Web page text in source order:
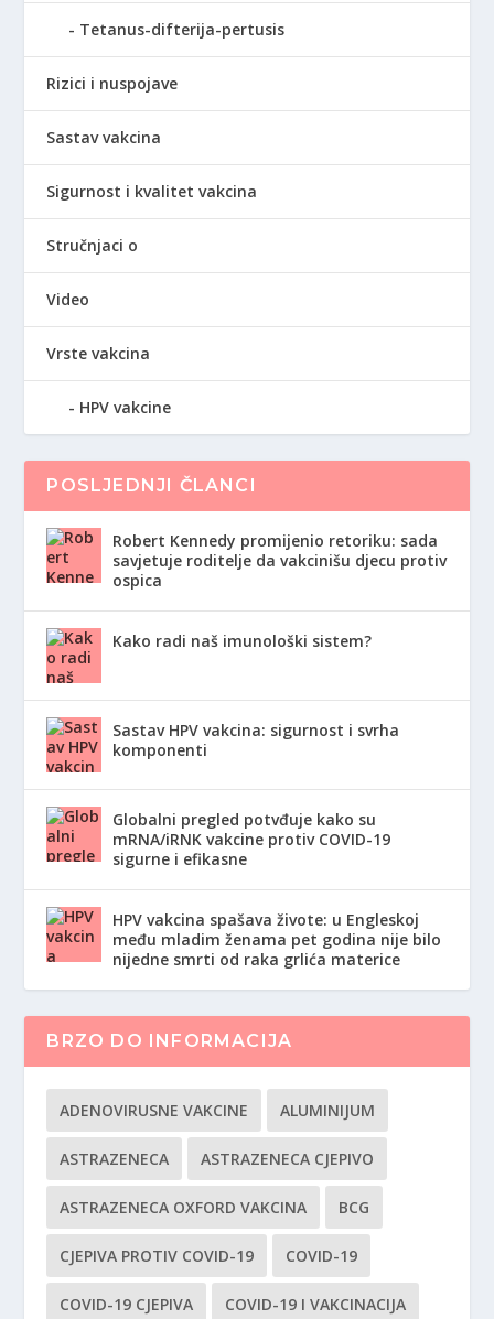
Tetanus-difterija-pertusis
Rizici i nuspojave
Sastav vakcina
Sigurnost i kvalitet vakcina
Stručnjaci o
Video
Vrste vakcina
HPV vakcine
POSLJEDNJI ČLANCI
Robert Kennedy promijenio retoriku: sada
savjetuje roditelje da vakcinišu djecu protiv
ospica
Kako radi naš imunološki sistem?
Sastav HPV vakcina: sigurnost i svrha
komponenti
Globalni pregled potvđuje kako su
mRNA/iRNK vakcine protiv COVID-19
sigurne i efikasne
HPV vakcina spašava živote: u Engleskoj
među mladim ženama pet godina nije bilo
nijedne smrti od raka grlića materice
BRZO DO INFORMACIJA
ADENOVIRUSNE VAKCINE ALUMINIJUM
ASTRAZENECA ASTRAZENECA CJEPIVO
ASTRAZENECA OXFORD VAKCINA BCG
CJEPIVA PROTIV COVID-19 COVID-19
COVID-19 CJEPIVA COVID-19 I VAKCINACIJA